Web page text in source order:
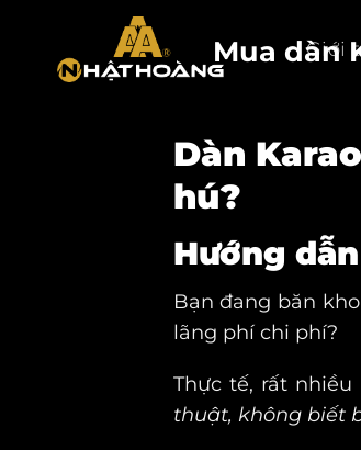
content
Giới
Mua dàn
Dàn
hú?
Hướng
Bạn đang băn
lãng phí chi phí?
Thực tế, rất
thuật, không biết